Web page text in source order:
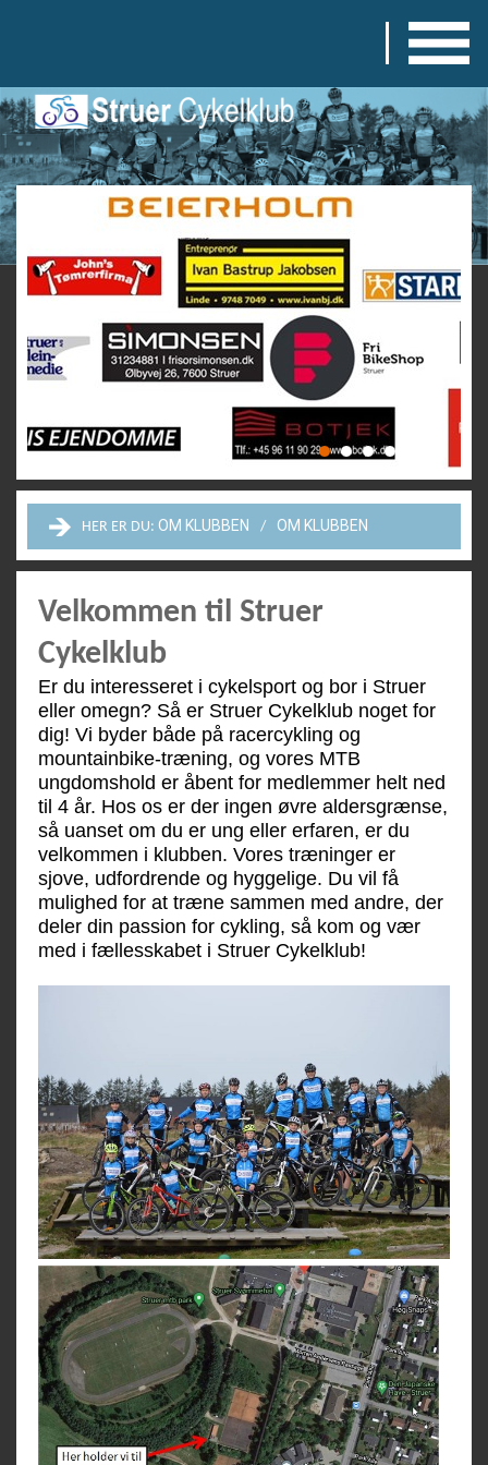
HER ER DU: OM KLUBBEN OM KLUBBEN
Velkommen til Struer
Cykelklub
Er du interesseret i cykelsport og bor i Struer
eller omegn? Så er Struer Cykelklub noget for
dig! Vi byder både på racercykling og
mountainbike-træning, og vores MTB
ungdomshold er åbent for medlemmer helt ned
til 4 år. Hos os er der ingen øvre aldersgrænse,
så uanset om du er ung eller erfaren, er du
velkommen i klubben. Vores træninger er
sjove, udfordrende og hyggelige. Du vil få
mulighed for at træne sammen med andre, der
deler din passion for cykling, så kom og vær
med i fællesskabet i Struer Cykelklub!